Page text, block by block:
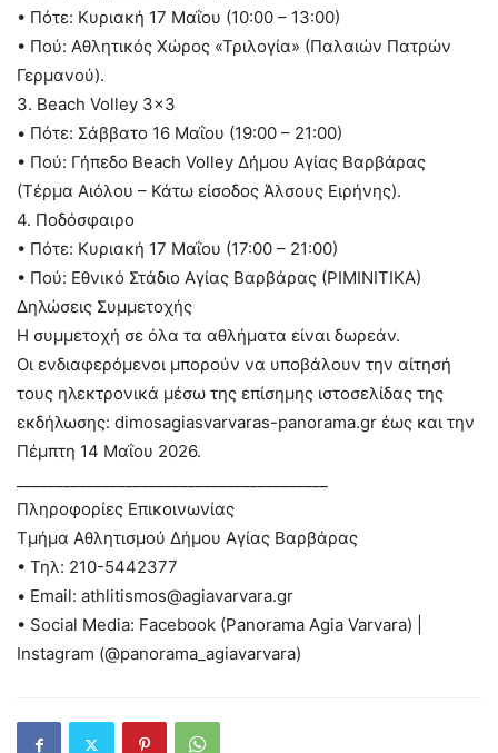
• Πότε: Κυριακή 17 Μαΐου (10:00 – 13:00)
• Πού: Αθλητικός Χώρος «Τριλογία» (Παλαιών Πατρών
Γερμανού).
3. Beach Volley 3×3
• Πότε: Σάββατο 16 Μαΐου (19:00 – 21:00)
• Πού: Γήπεδο Beach Volley Δήμου Αγίας Βαρβάρας
(Τέρμα Αιόλου – Κάτω είσοδος Άλσους Ειρήνης).
4. Ποδόσφαιρο
• Πότε: Κυριακή 17 Μαΐου (17:00 – 21:00)
• Πού: Εθνικό Στάδιο Αγίας Βαρβάρας (ΡΙΜΙΝΙΤΙΚΑ)
Δηλώσεις Συμμετοχής
Η συμμετοχή σε όλα τα αθλήματα είναι δωρεάν.
Οι ενδιαφερόμενοι μπορούν να υποβάλουν την αίτησή
τους ηλεκτρονικά μέσω της επίσημης ιστοσελίδας της
εκδήλωσης: dimosagiasvarvaras-panorama.gr έως και την
Πέμπτη 14 Μαΐου 2026.
Πληροφορίες Επικοινωνίας
Τμήμα Αθλητισμού Δήμου Αγίας Βαρβάρας
• Τηλ: 210-5442377
• Email: athlitismos@agiavarvara.gr
• Social Media: Facebook (Panorama Agia Varvara) |
Instagram (@panorama_agiavarvara)